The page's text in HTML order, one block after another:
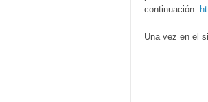
continuación:
Una vez en el